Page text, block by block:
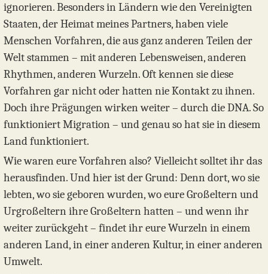
ignorieren. Besonders in Ländern wie den Vereinigten
Staaten, der Heimat meines Partners, haben viele
Menschen Vorfahren, die aus ganz anderen Teilen der
Welt stammen – mit anderen Lebensweisen, anderen
Rhythmen, anderen Wurzeln. Oft kennen sie diese
Vorfahren gar nicht oder hatten nie Kontakt zu ihnen.
Doch ihre Prägungen wirken weiter – durch die DNA. So
funktioniert Migration – und genau so hat sie in diesem
Land funktioniert.
Wie waren eure Vorfahren also? Vielleicht solltet ihr das
herausfinden. Und hier ist der Grund: Denn dort, wo sie
lebten, wo sie geboren wurden, wo eure Großeltern und
Urgroßeltern ihre Großeltern hatten – und wenn ihr
weiter zurückgeht – findet ihr eure Wurzeln in einem
anderen Land, in einer anderen Kultur, in einer anderen
Umwelt.